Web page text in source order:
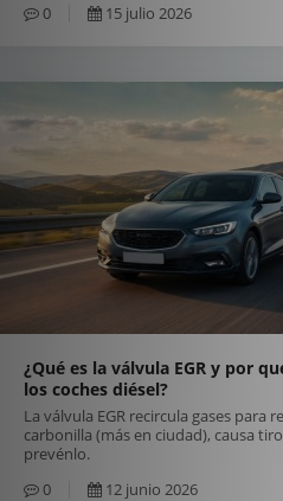
0
15 julio 2026
¿Qué es la válvula EGR y por
los coches diésel?
La válvula EGR recircula gases para
carbonilla (más en ciudad), causa
prevénlo.
0
12 junio 2026